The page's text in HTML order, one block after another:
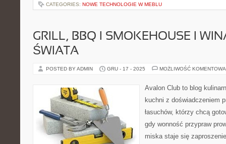
CATEGORIES: NOWE TECHNOLOGIE W MEBLU
GRILL, BBQ I SMOKEHOUSE I
ŚWIATA
POSTED BY ADMIN GRU - 17 - 2025 MOŻLIWOŚĆ
Avalon Club to blog
kuchni z doświadczeniem
łasuchów, którzy chcą
gdy wonność przypraw
miska staje się